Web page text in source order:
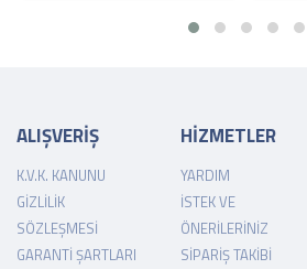
ALIŞVERİŞ
K.V.K. KANUNU
GIZLILIK
SÖZLEŞMESI
GARANTI ŞARTLARI
HİZMETLER
YARDIM
İSTEK VE
ÖNERILERINIZ
SIPARIŞ TAKIBI